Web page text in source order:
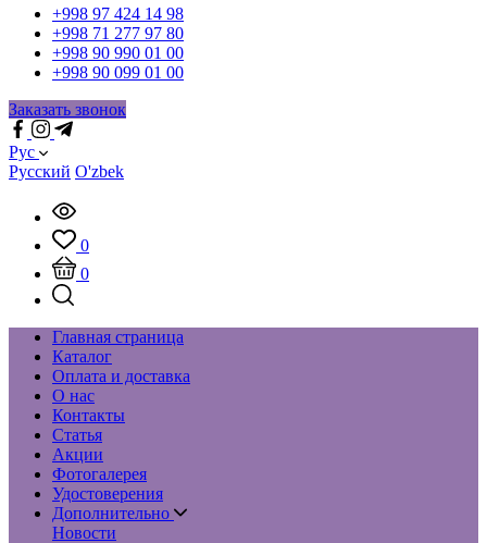
+998 97 424 14 98
+998 71 277 97 80
+998 90 990 01 00
+998 90 099 01 00
Заказать звонок
Рус
Русский O'zbek
0
0
Главная страница
Каталог
Оплата и доставка
О нас
Контакты
Статья
Акции
Фотогалерея
Удостоверения
Дополнительно
Новости